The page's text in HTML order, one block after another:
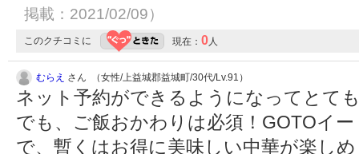
掲載：2021/02/09）
このクチコミに 現在： 0人
むらえ さん （女性/上益城郡益城町/30代/Lv.91）
ネット予約ができるようになってとて
でも、ご飯おかわりは必須！GOTOイ
で、暫くはお得に美味しい中華が楽し